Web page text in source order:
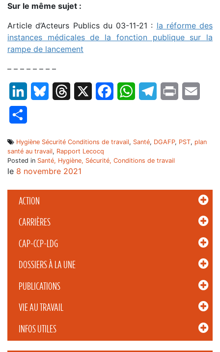
ACTION
CARRIÈRES
CAP-CCP-LDG
DOSSIERS À LA UNE
PUBLICATIONS
VIE AU TRAVAIL
INFOS UTILES
Sur le même sujet :
Article d’Acteurs Publics du 03-11-21 : la réforme des
instances médicales de la fonction publique sur la
rampe de lancement
– – – – – – – –
LinkedInBluesky Threads FacebookWhatsAppTelegram
Print
Hygiène Sécurité Conditions de travail, Santé, DGAFP, PST, plan
santé au travail, Rapport Lecocq
Posted in Santé, Hygiène, Sécurité, Conditions de travail
le 8 novembre 2021